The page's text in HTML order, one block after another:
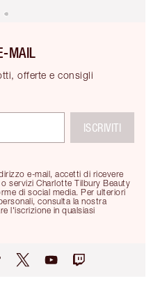
MAIL
offerte e consigli
e-mail, accetti di ricevere
servizi Charlotte Tilbury Beauty
di social media. Per ulteriori
consulta la nostra
l'iscrizione in qualsiasi
ISCRIVITI